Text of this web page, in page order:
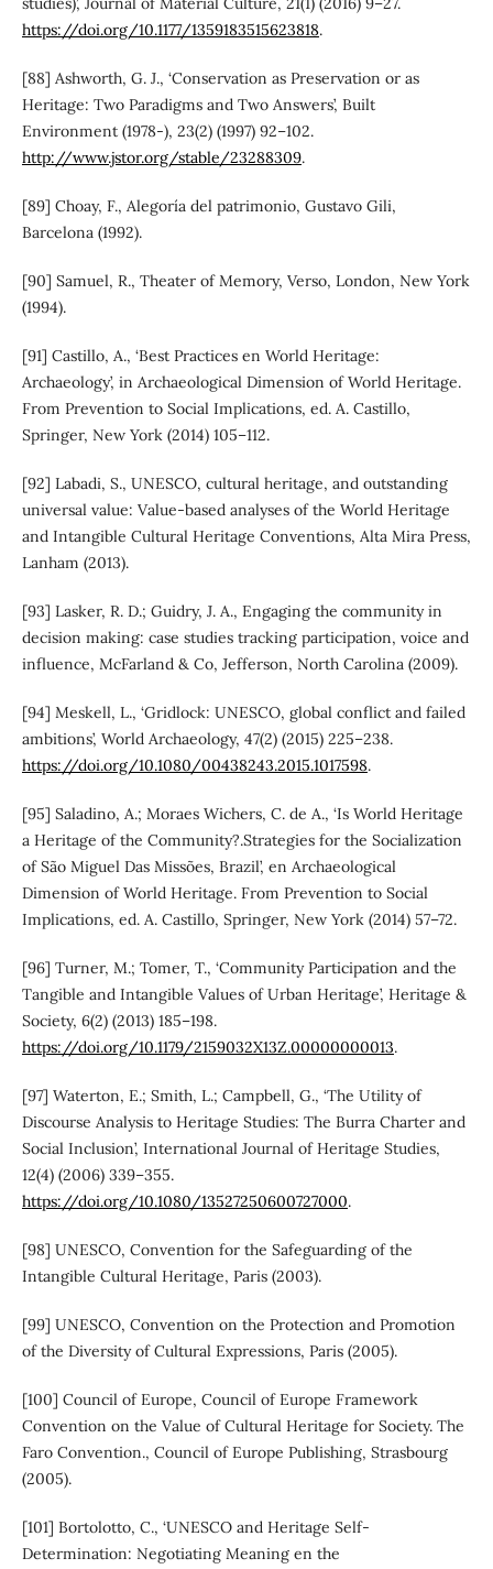
https://doi.org/10.1177/1359183515623818.
[88] Ashworth, G. J., ‘Conservation as Preservation or as
Heritage: Two Paradigms and Two Answers’, Built
Environment (1978-), 23(2) (1997) 92–102.
http://www.jstor.org/stable/23288309.
[89] Choay, F., Alegoría del patrimonio, Gustavo Gili,
Barcelona (1992).
[90] Samuel, R., Theater of Memory, Verso, London, New York
(1994).
[91] Castillo, A., ‘Best Practices en World Heritage:
Archaeology’, in Archaeological Dimension of World Heritage.
From Prevention to Social Implications, ed. A. Castillo,
Springer, New York (2014) 105–112.
[92] Labadi, S., UNESCO, cultural heritage, and outstanding
universal value: Value-based analyses of the World Heritage
and Intangible Cultural Heritage Conventions, Alta Mira Press,
Lanham (2013).
[93] Lasker, R. D.; Guidry, J. A., Engaging the community in
decision making: case studies tracking participation, voice and
influence, McFarland & Co, Jefferson, North Carolina (2009).
[94] Meskell, L., ‘Gridlock: UNESCO, global conflict and failed
ambitions’, World Archaeology, 47(2) (2015) 225–238.
https://doi.org/10.1080/00438243.2015.1017598.
[95] Saladino, A.; Moraes Wichers, C. de A., ‘Is World Heritage
a Heritage of the Community?.Strategies for the Socialization
of São Miguel Das Missões, Brazil’, en Archaeological
Dimension of World Heritage. From Prevention to Social
Implications, ed. A. Castillo, Springer, New York (2014) 57–72.
[96] Turner, M.; Tomer, T., ‘Community Participation and the
Tangible and Intangible Values of Urban Heritage’, Heritage &
Society, 6(2) (2013) 185–198.
https://doi.org/10.1179/2159032X13Z.00000000013.
[97] Waterton, E.; Smith, L.; Campbell, G., ‘The Utility of
Discourse Analysis to Heritage Studies: The Burra Charter and
Social Inclusion’, International Journal of Heritage Studies,
12(4) (2006) 339–355.
https://doi.org/10.1080/13527250600727000.
[98] UNESCO, Convention for the Safeguarding of the
Intangible Cultural Heritage, Paris (2003).
[99] UNESCO, Convention on the Protection and Promotion
of the Diversity of Cultural Expressions, Paris (2005).
[100] Council of Europe, Council of Europe Framework
Convention on the Value of Cultural Heritage for Society. The
Faro Convention., Council of Europe Publishing, Strasbourg
(2005).
[101] Bortolotto, C., ‘UNESCO and Heritage Self-
Determination: Negotiating Meaning en the